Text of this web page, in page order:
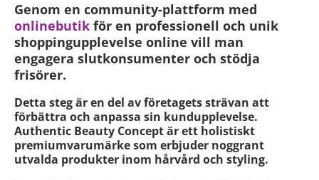
Genom en community-plattform med
onlinebutik för en professionell och unik
shoppingupplevelse online vill man
engagera slutkonsumenter och stödja
frisörer.
Detta steg är en del av företagets strävan att
förbättra och anpassa sin kundupplevelse.
Authentic Beauty Concept är ett holistiskt
premiumvarumärke som erbjuder noggrant
utvalda produkter inom hårvård och styling.